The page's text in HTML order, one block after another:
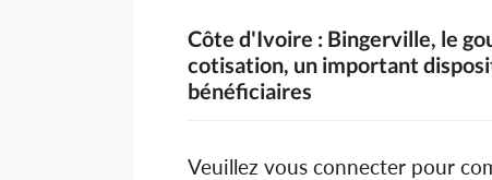
Côte d'Ivoire : Bingerville, le
cotisation, un important
bénéficiaires
Veuillez vous connecter pour